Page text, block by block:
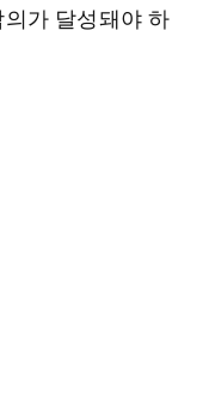
가 달성돼야 하